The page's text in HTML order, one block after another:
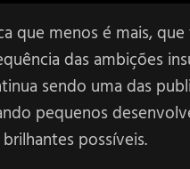
que menos é mais,
das ambições
sendo uma das
pequenos
possíveis.